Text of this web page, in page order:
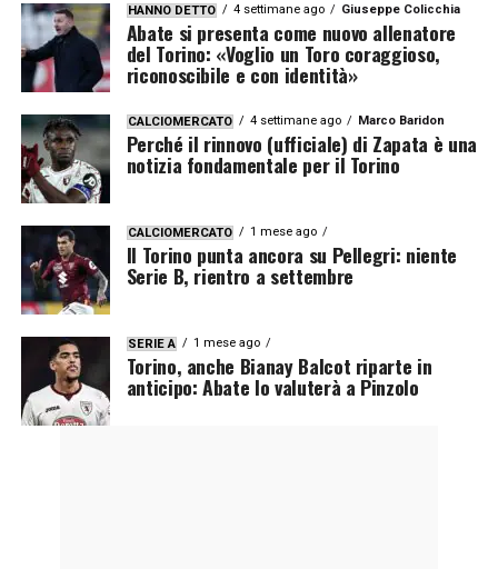
HANNO DETTO 4 settimane ago Giuseppe Colicchia
Abate si presenta come nuovo allenatore
del Torino: «Voglio un Toro coraggioso,
riconoscibile e con identità»
CALCIOMERCATO 4 settimane ago Marco Baridon
Perché il rinnovo (ufficiale) di Zapata è una
notizia fondamentale per il Torino
CALCIOMERCATO 1 mese ago
Il Torino punta ancora su Pellegri: niente
Serie B, rientro a settembre
SERIE A 1 mese ago
Torino, anche Bianay Balcot riparte in
anticipo: Abate lo valuterà a Pinzolo